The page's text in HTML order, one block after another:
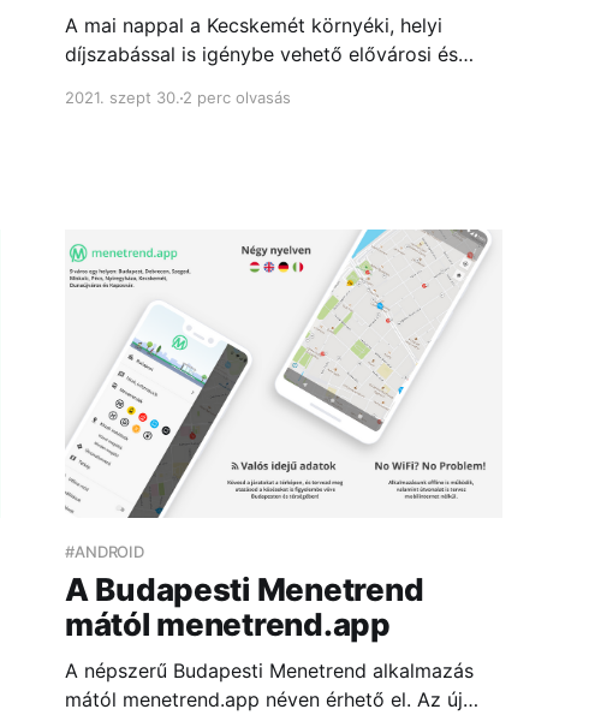
A mai nappal a Kecskemét környéki, helyi
díjszabással is igénybe vehető elővárosi és
bővült az alkalmazás, ezzel lehetőséget
2021. szept 30.2 perc olvasás
#ANDROID
A Budapesti Menetrend
mától menetrend.app
A népszerű Budapesti Menetrend alkalmazás
mától menetrend.app néven érhető el. Az új